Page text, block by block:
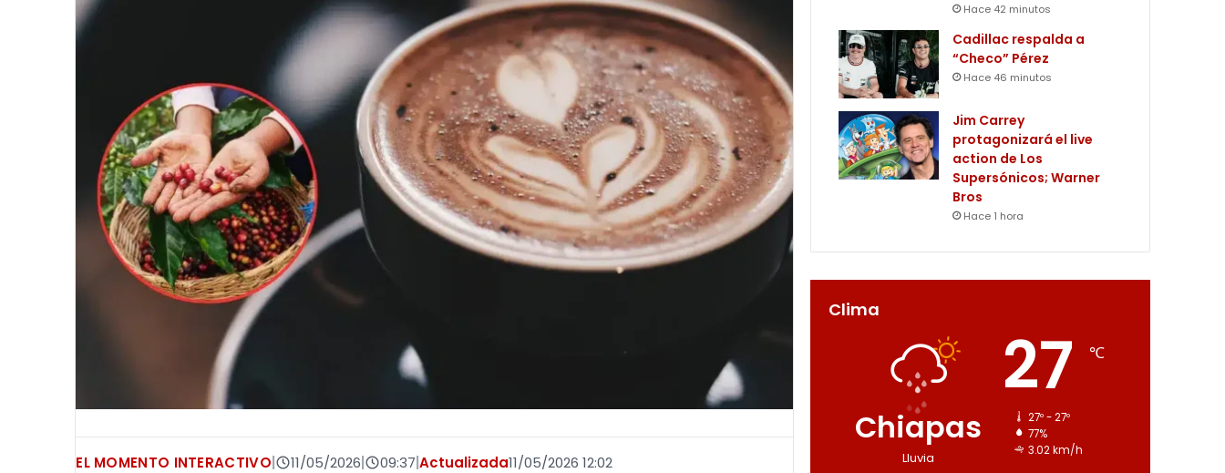
EL MOMENTO INTERACTIVO| 11/05/2026| 09:37|Actualizada11/05/2026 12:02
Hace 42 minutos
Cadillac respalda a
“Checo” Pérez
Hace 46 minutos
Jim Carrey
protagonizará el live
action de Los
Supersónicos; Warner
Bros
Hace 1 hora
Clima
Chiapas
Lluvia
27 ℃
27º - 27º
77%
3.02 km/h